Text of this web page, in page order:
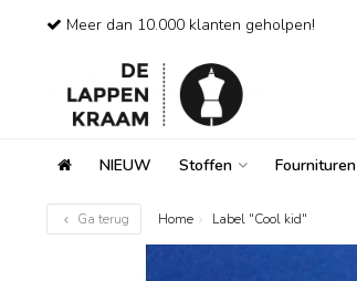
Meer dan 10.000 klanten geholpen!
NIEUW Stoffen Fournituren
Ga terug Home Label "Cool kid"